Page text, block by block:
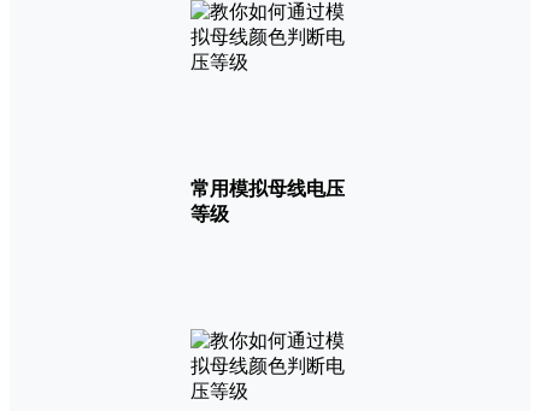
常用模拟母线电压
等级